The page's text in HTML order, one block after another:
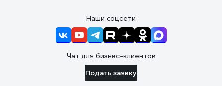
Наши соцсети
Чат для бизнес-клиентов
Подать заявку